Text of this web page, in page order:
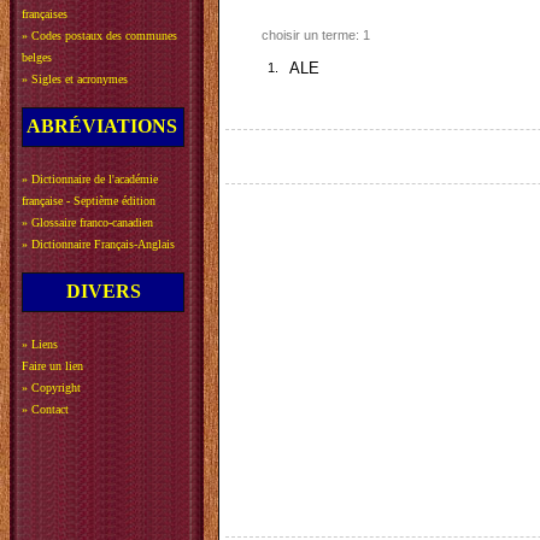
françaises
» Codes postaux des communes
belges
» Sigles et acronymes
ABRÉVIATIONS
» Dictionnaire de l'académie
française - Septième édition
» Glossaire franco-canadien
» Dictionnaire Français-Anglais
DIVERS
» Liens
Faire un lien
» Copyright
» Contact
choisir un terme: 1
1. ALE